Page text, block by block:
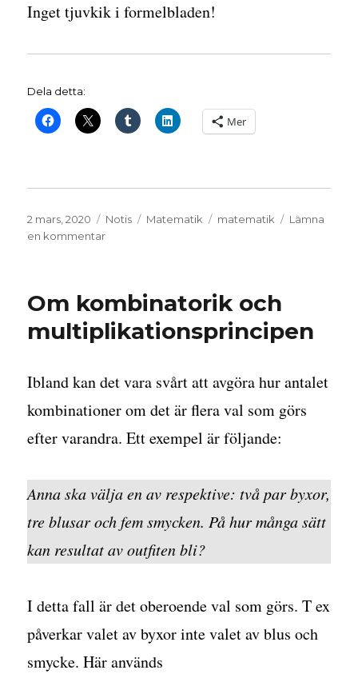
Inget tjuvkik i formelbladen!
Dela detta:
Mer
Publicerat
den
2 mars, 2020 Format
Notis Kategorier
Matematik Etiketter
matematik
Lämna
en kommentartill
Ma5
Om kombinatorik och
multiplikationsprincipen
Ibland kan det vara svårt att avgöra hur antalet
kombinationer om det är flera val som görs
efter varandra. Ett exempel är följande:
Anna ska välja en av respektive: två par byxor,
tre blusar och fem smycken. På hur många sätt
kan resultat av outfiten bli?
I detta fall är det oberoende val som görs. T ex
påverkar valet av byxor inte valet av blus och
smycke. Här används